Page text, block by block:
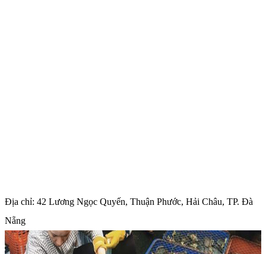
Địa chỉ: 42 Lương Ngọc Quyến, Thuận Phước, Hải Châu, TP. Đà
Nẵng